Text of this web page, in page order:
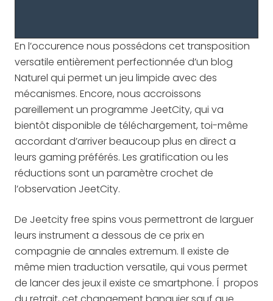
En l’occurence nous possédons cet transposition
versatile entièrement perfectionnée d’un blog
Naturel qui permet un jeu limpide avec des
mécanismes. Encore, nous accroissons
pareillement un programme JeetCity, qui va
bientôt disponible de téléchargement, toi-même
accordant d’arriver beaucoup plus en direct a
leurs gaming préférés. Les gratification ou les
réductions sont un paramètre crochet de
l’observation JeetCity.
De Jeetcity free spins vous permettront de larguer
leurs instrument a dessous de ce prix en
compagnie de annales extremum. Il existe de
même mien traduction versatile, qui vous permet
de lancer des jeux il existe ce smartphone. Í propos